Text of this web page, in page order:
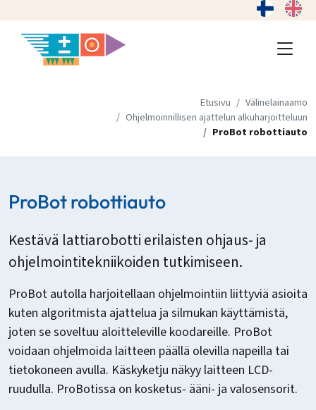
Etusivu
Välinelainaamo
Ohjelmoinnillisen ajattelun alkuharjoitteluun
ProBot robottiauto
ProBot robottiauto
Kestävä lattiarobotti erilaisten ohjaus- ja
ohjelmointitekniikoiden tutkimiseen.
ProBot autolla harjoitellaan ohjelmointiin liittyviä asioita
kuten algoritmista ajattelua ja silmukan käyttämistä,
joten se soveltuu aloitteleville koodareille. ProBot
voidaan ohjelmoida laitteen päällä olevilla napeilla tai
tietokoneen avulla. Käskyketju näkyy laitteen LCD-
ruudulla. ProBotissa on kosketus- ääni- ja valosensorit.